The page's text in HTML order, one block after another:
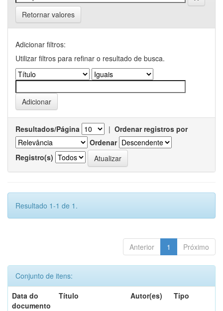
Retornar valores
Adicionar filtros:
Utilizar filtros para refinar o resultado de busca.
Resultados/Página | Ordenar registros por
Ordenar
Registro(s)
Resultado 1-1 de 1.
Anterior 1 Próximo
Conjunto de itens:
Data do
documento
Título Autor(es) Tipo